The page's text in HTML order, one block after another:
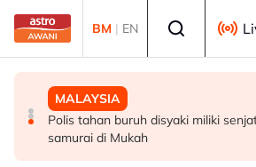
Skip to main content
BM | EN
MALAYSIA
Pasukan khas tangani ketirisan hasil
dalam perbincangan
MALAYSIA
Agenda transformasi TVET
pasukan petugas strategik TVET 2.0
MALAYSIA
Polis tahan buruh disyaki miliki
samurai di Mukah